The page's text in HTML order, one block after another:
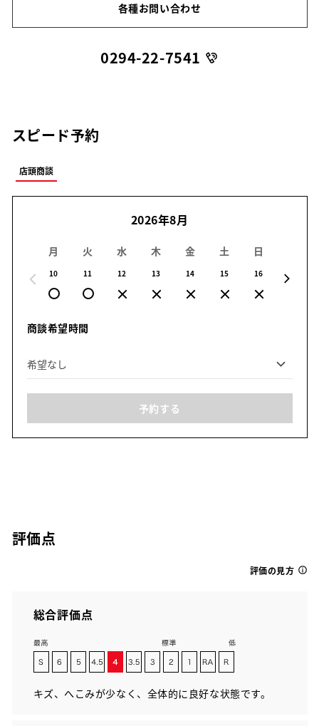
各種お問い合わせ
0294-22-7541
スピード予約
店頭商談
2026年8月
月
10
火
11
水
12
木
13
金
14
土
15
日
16
商談希望時間
予約する
評価点
評価の見方
総合評価点
キズ、へこみが少なく、全体的に良好な状態です。